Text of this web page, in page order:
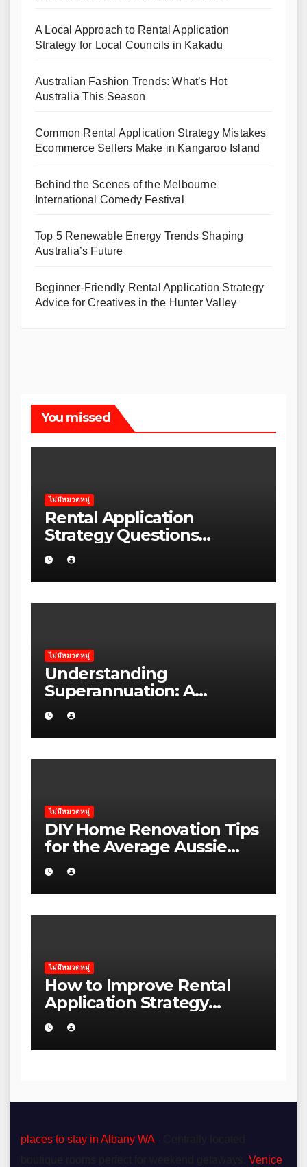
A Local Approach to Rental Application
Strategy for Local Councils in Kakadu
Australian Fashion Trends: What’s Hot
Australia This Season
Common Rental Application Strategy Mistakes
Ecommerce Sellers Make in Kangaroo Island
Behind the Scenes of the Melbourne
International Comedy Festival
Top 5 Renewable Energy Trends Shaping
Australia’s Future
Beginner-Friendly Rental Application Strategy
Advice for Creatives in the Hunter Valley
You missed
ไม่มีหมวดหมู่
Rental Application
Strategy Questions
Wellness Brands Should
Ask Before Starting in the
Blue Mountains
ไม่มีหมวดหมู่
Understanding
Superannuation: A
Beginner’s Guide for
Australians
ไม่มีหมวดหมู่
DIY Home Renovation Tips
for the Average Aussie
Homeowner
ไม่มีหมวดหมู่
How to Improve Rental
Application Strategy
Without Wasting Budget
in the Daintree
places to stay in Albany WA
Venice